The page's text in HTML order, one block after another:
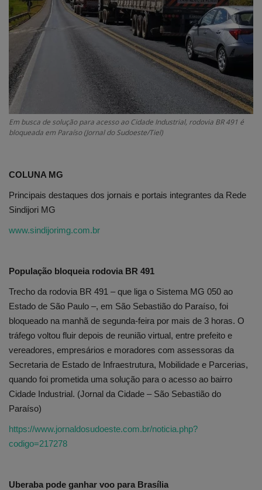
Edições em PDF
Fotos
Em busca de solução para acesso ao Cidade Industrial, rodovia BR 491 é
bloqueada em Paraíso (Jornal do Sudoeste/Tiel)
COLUNA MG
Principais destaques dos jornais e portais integrantes da Rede
Sindijori MG
www.sindijorimg.com.br
População bloqueia rodovia BR 491
Trecho da rodovia BR 491 – que liga o Sistema MG 050 ao
Estado de São Paulo –, em São Sebastião do Paraíso, foi
bloqueado na manhã de segunda-feira por mais de 3 horas. O
tráfego voltou fluir depois de reunião virtual, entre prefeito e
vereadores, empresários e moradores com assessoras da
Secretaria de Estado de Infraestrutura, Mobilidade e Parcerias,
quando foi prometida uma solução para o acesso ao bairro
Cidade Industrial. (Jornal da Cidade – São Sebastião do
Paraíso)
https://www.jornaldosudoeste.com.br/noticia.php?
codigo=217278
Uberaba pode ganhar voo para Brasília